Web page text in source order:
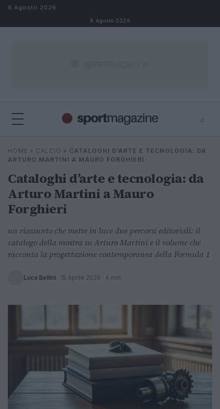
Salta al contenuto
8 Agosto 2026
8 Agosto 2026
⌕
Cerca
⌕ ×
HOME » CALCIO » CATALOGHI D’ARTE E TECNOLOGIA: DA
ARTURO MARTINI A MAURO FORGHIERI
Cataloghi d’arte e tecnologia: da
Arturo Martini a Mauro
Forghieri
un riassunto che mette in luce due percorsi editoriali: il
catalogo della mostra su Arturo Martini e il volume che
racconta la progettazione contemporanea della Formula 1
Luca Bellini · 15 Aprile 2026 · 4 min